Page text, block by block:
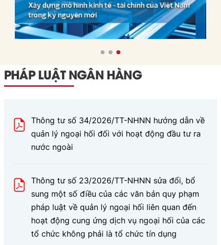
PHÁP LUẬT NGÂN HÀNG
Thông tư số 34/2026/TT-NHNN hướng dẫn về
quản lý ngoại hối đối với hoạt động đầu tư ra
nước ngoài
Thông tư số 23/2026/TT-NHNN sửa đổi, bổ
sung một số điều của các văn bản quy phạm
pháp luật về quản lý ngoại hối liên quan đến
hoạt động cung ứng dịch vụ ngoại hối của các
tổ chức không phải là tổ chức tín dụng